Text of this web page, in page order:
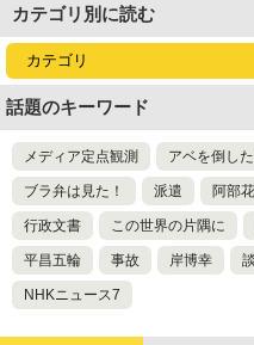
カテゴリ別に読む
話題のキーワード
メディア定点観測 アベを倒した
ブラ弁は見た！ 派遣 阿部
行政文書 この世界の片隅に
平昌五輪 事故 岸博幸
NHKニュース7